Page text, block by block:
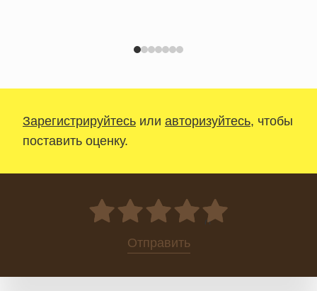
Зарегистрируйтесь или авторизуйтесь, чтобы
поставить оценку.
0
Отправить